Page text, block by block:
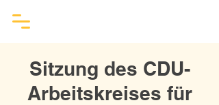
Sitzung des CDU-
Arbeitskreises für